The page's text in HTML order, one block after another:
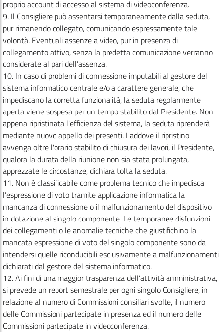
proprio account di accesso al sistema di videoconferenza.
9. Il Consigliere può assentarsi temporaneamente dalla seduta,
pur rimanendo collegato, comunicando espressamente tale
volontà. Eventuali assenze a video, pur in presenza di
collegamento attivo, senza la predetta comunicazione verranno
considerate al pari dell’assenza.
10. In caso di problemi di connessione imputabili al gestore del
sistema informatico centrale e/o a carattere generale, che
impediscano la corretta funzionalità, la seduta regolarmente
aperta viene sospesa per un tempo stabilito dal Presidente. Non
appena ripristinata l'efficienza del sistema, la seduta riprenderà
mediante nuovo appello dei presenti. Laddove il ripristino
avvenga oltre l'orario stabilito di chiusura dei lavori, il Presidente,
qualora la durata della riunione non sia stata prolungata,
apprezzate le circostanze, dichiara tolta la seduta.
11. Non è classificabile come problema tecnico che impedisca
l’espressione di voto tramite applicazione informatica la
mancanza di connessione o il malfunzionamento del dispositivo
in dotazione al singolo componente. Le temporanee disfunzioni
dei collegamenti o le anomalie tecniche che giustifichino la
mancata espressione di voto del singolo componente sono da
intendersi quelle riconducibili esclusivamente a malfunzionamenti
dichiarati dal gestore del sistema informatico.
12. Ai fini di una maggior trasparenza dell’attività amministrativa,
si prevede un report semestrale per ogni singolo Consigliere, in
relazione al numero di Commissioni consiliari svolte, il numero
delle Commissioni partecipate in presenza ed il numero delle
Commissioni partecipate in videoconferenza.